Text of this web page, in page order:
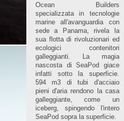
Ocean Builders
specializzata in tecnologie
marine all'avanguardia con
sede a Panama, rivela la
sua flotta di rivoluzionari ed
ecologici contenitori
galleggianti. La magia
nascosta di SeaPod giace
infatti sotto la superficie.
594 m3 di tubi d'acciaio
pieni d'aria rendono la casa
galleggiante, come un
iceberg, spingendo l'intero
SeaPod sopra la superficie.